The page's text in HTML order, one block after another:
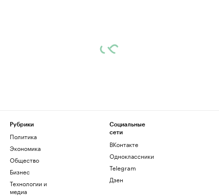
Рубрики
Политика
Экономика
Общество
Бизнес
Технологии и
медиа
Социальные
сети
ВКонтакте
Одноклассники
Telegram
Дзен